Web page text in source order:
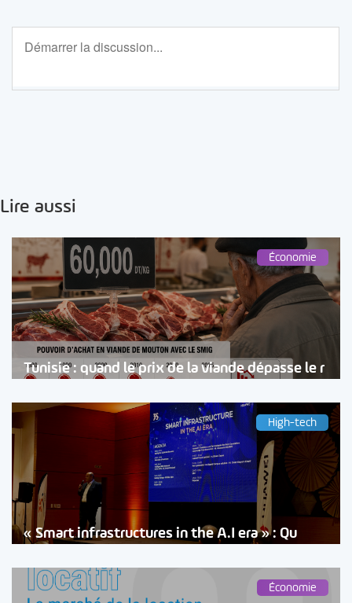
Lire aussi
Économie
Tunisie : quand le prix de la viande dépasse le r
High-tech
« Smart infrastructures in the A.I era » : Qu
Économie